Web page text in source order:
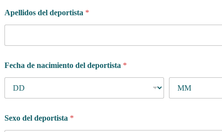
Apellidos del deportista *
Fecha de nacimiento del deportista *
Sexo del deportista *